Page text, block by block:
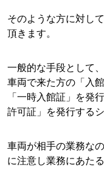
そのような方に対し
頂きます。
一般的な手段として
車両で来た方の「入
「一時入館証」を発
許可証」を発行する
車両が相手の業務な
に注意し業務にあた